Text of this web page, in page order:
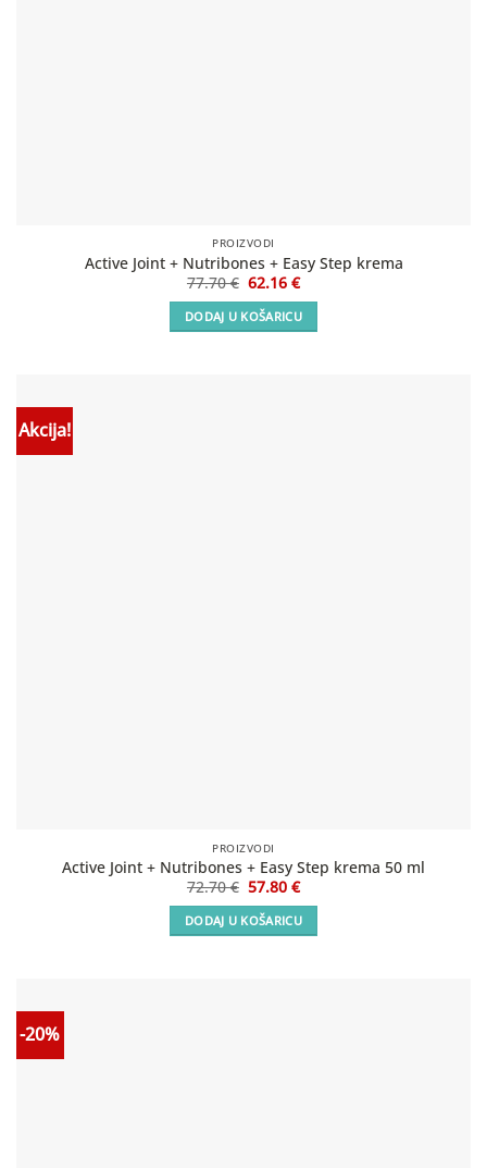
PROIZVODI
Active Joint + Nutribones + Easy Step krema
77.70€ Izvorna
cijena
bila
je:
77.70 €.
62.16€Trenutna
cijena
je:
62.16 €.
DODAJ U KOŠARICU
Akcija!
PROIZVODI
Active Joint + Nutribones + Easy Step krema 50 ml
72.70€ Izvorna
bila
je:
72.70 €.
57.80€Trenutna
je:
57.80 €.
DODAJ U KOŠARICU
-20%